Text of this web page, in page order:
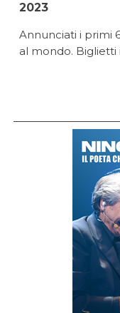
2023
Annunciati i primi
al mondo. Biglietti